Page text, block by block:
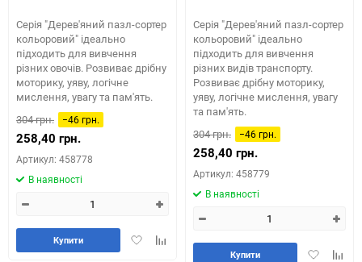
Серія "Дерев'яний пазл-сортер
кольоровий" ідеально
підходить для вивчення
різних овочів. Розвиває дрібну
моторику, уяву, логічне
мислення, увагу та пам'ять.
304 грн.
−46 грн.
258,40 грн.
Артикул: 458778
В наявності
ДодатиДодайте
Купити
Серія "Дерев'яний пазл-сортер
кольоровий" ідеально
підходить для вивчення
різних видів транспорту.
Розвиває дрібну моторику,
уяву, логічне мислення, увагу
та пам'ять.
304 грн.
−46 грн.
258,40 грн.
Артикул: 458779
В наявності
Додати
Купити